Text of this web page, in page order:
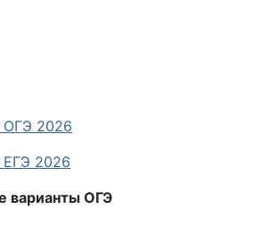
2026
2026
варианты ОГЭ